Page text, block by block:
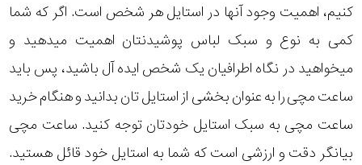
کنیم، اهمیت وجود آنها در استایل هر شخص است. اگر که شما
کمی به نوع و سبک لباس پوشیدنتان اهمیت میدهید و
میخواهید در نگاه اطرافیان یک شخص ایده آل باشید، پس باید
ساعت مچی را به عنوان بخشی از استایل تان بدانید و هنگام خرید
ساعت مچی به سبک استایل خودتان توجه کنید. ساعت مچی
بیانگر دقت و ارزشی است که شما به استایل خود قائل هستید.
لیکوپر
آدیداس
جنسیت
استایل